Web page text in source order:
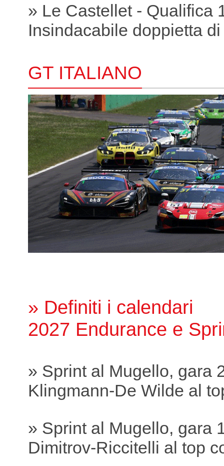
» Le Castellet - Qualifica
Insindacabile doppietta
GT ITALIANO
» Definiti i calendari
2027 Endurance e
» Sprint al Mugello, gara
Klingmann-De Wilde al
» Sprint al Mugello, gara
Dimitrov-Riccitelli al top